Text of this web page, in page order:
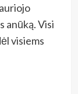
anūką. Visi
visiems